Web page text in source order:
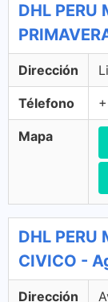
DHL PERU
Dirección
Télefono
Mapa
DHL PERU
CIVICO -
Dirección